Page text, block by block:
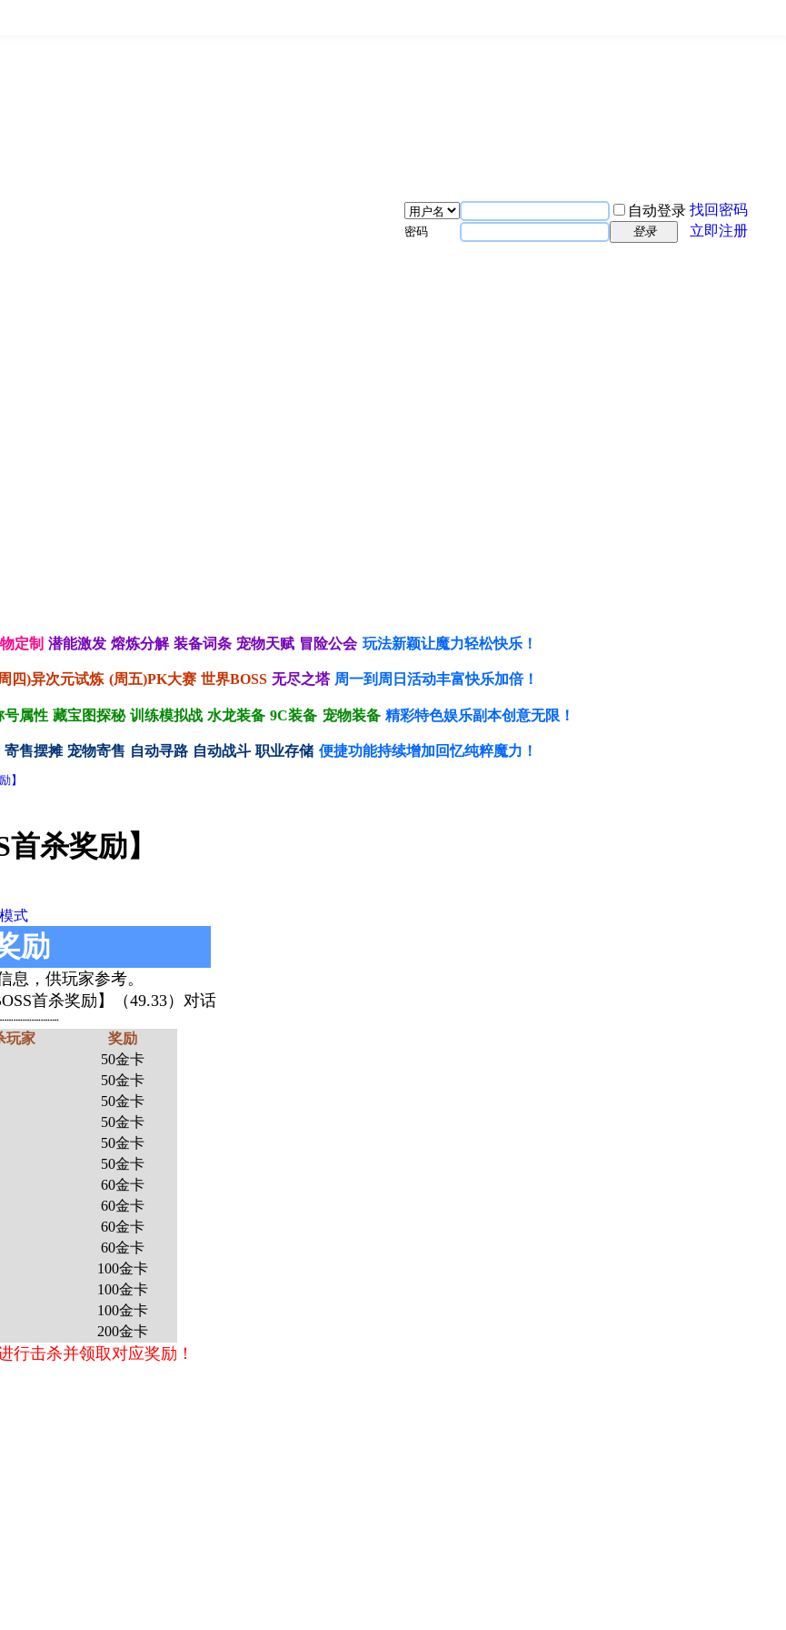
自动登录 找回密码
密码 登录 立即注册
定制 潜能激发 熔炼分解 装备词条 宠物天赋 冒险公会 玩法新颖让魔力轻松快乐！
四)异次元试炼 (周五)PK大赛 世界BOSS 无尽之塔 周一到周日活动丰富快乐加倍！
号属性 藏宝图探秘 训练模拟战 水龙装备 9C装备 宠物装备 精彩特色娱乐副本创意无限！
寄售摆摊 宠物寄售 自动寻路 自动战斗 职业存储 便捷功能持续增加回忆纯粹魔力！
】
杀奖励】
式
励
息，供玩家参考。
首杀奖励】（49.33）对话
玩家
奖励
50金卡
50金卡
50金卡
50金卡
50金卡
50金卡
60金卡
60金卡
60金卡
60金卡
100金卡
100金卡
100金卡
200金卡
行击杀并领取对应奖励！